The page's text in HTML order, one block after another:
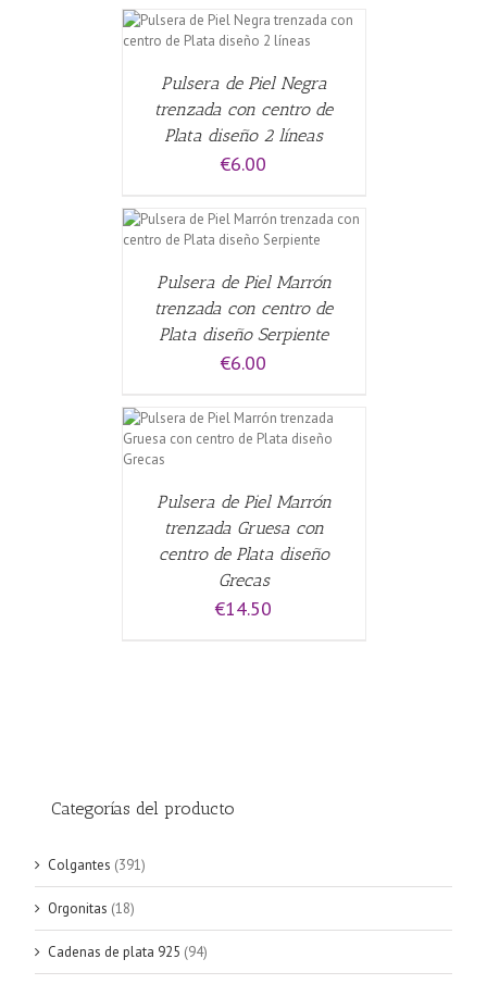
Pulsera de Piel Negra
trenzada con centro de
Plata diseño 2 líneas
€6.00
Pulsera de Piel Marrón
trenzada con centro de
Plata diseño Serpiente
€6.00
Pulsera de Piel Marrón
trenzada Gruesa con
centro de Plata diseño
Grecas
€14.50
Categorías del producto
Colgantes (391)
Orgonitas (18)
Cadenas de plata 925 (94)